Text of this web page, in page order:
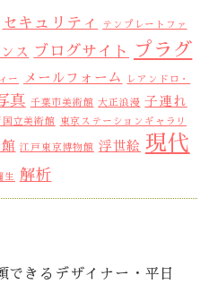
セキュリティ テンプレートファ
ス ブログサイト プラグ
ー メールフォーム レアンドロ・
真 千葉市美術館 大正浪漫 子連れ
国立美術館 東京ステーションギャラリ
江戸東京博物館 浮世絵 現代
生 解析
できるデザイナー・平日